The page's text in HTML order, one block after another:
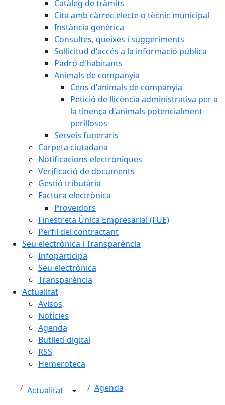
Catàleg de tràmits
Cita amb càrrec electe o tècnic municipal
Instància genèrica
Consultes, queixes i suggeriments
Sol·licitud d'accés a la informació pública
Padró d'habitants
Animals de companyia
Cens d'animals de companyia
Petició de llicència administrativa per a
la tinença d'animals potencialment
perillosos
Serveis funeraris
Carpeta ciutadana
Notificacions electròniques
Verificació de documents
Gestió tributària
Factura electrònica
Proveïdors
Finestreta Única Empresarial (FUE)
Perfil del contractant
Seu electrònica i Transparència
Infoparticipa
Seu electrònica
Transparència
Actualitat
Avisos
Notícies
Agenda
Butlletí digital
RSS
Hemeroteca
Actualitat Agenda